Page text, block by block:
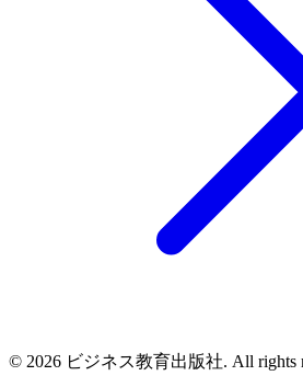
© 2026 ビジネス教育出版社. All rights